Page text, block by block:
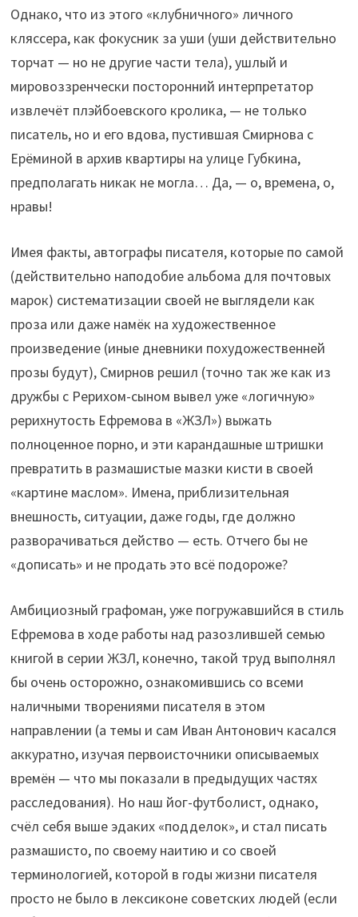
Однако, что из этого «клубничного» личного
кляссера, как фокусник за уши (уши действительно
торчат — но не другие части тела), ушлый и
мировоззренчески посторонний интерпретатор
извлечёт плэйбоевского кролика, — не только
писатель, но и его вдова, пустившая Смирнова с
Ерёминой в архив квартиры на улице Губкина,
предполагать никак не могла… Да, — о, времена, о,
нравы!
Имея факты, автографы писателя, которые по самой
(действительно наподобие альбома для почтовых
марок) систематизации своей не выглядели как
проза или даже намёк на художественное
произведение (иные дневники похудожественней
прозы будут), Смирнов решил (точно так же как из
дружбы с Рерихом-сыном вывел уже «логичную»
рерихнутость Ефремова в «ЖЗЛ») выжать
полноценное порно, и эти карандашные штришки
превратить в размашистые мазки кисти в своей
«картине маслом». Имена, приблизительная
внешность, ситуации, даже годы, где должно
разворачиваться действо — есть. Отчего бы не
«дописать» и не продать это всё подороже?
Амбициозный графоман, уже погружавшийся в стиль
Ефремова в ходе работы над разозлившей семью
книгой в серии ЖЗЛ, конечно, такой труд выполнял
бы очень осторожно, ознакомившись со всеми
наличными творениями писателя в этом
направлении (а темы и сам Иван Антонович касался
аккуратно, изучая первоисточники описываемых
времён — что мы показали в предыдущих частях
расследования). Но наш йог-футболист, однако,
счёл себя выше эдаких «подделок», и стал писать
размашисто, по своему наитию и со своей
терминологией, которой в годы жизни писателя
просто не было в лексиконе советских людей (если